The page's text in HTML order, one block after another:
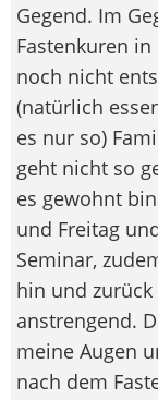
Gegend. Im
Fastenkuren
noch nicht
(natürlich
es nur so)
geht nicht so
es gewohnt
und Freitag
Seminar,
hin und
anstrengend.
meine Augen
nach dem